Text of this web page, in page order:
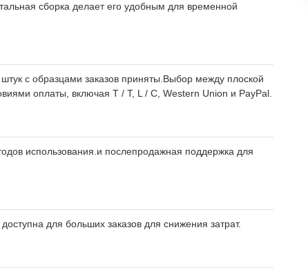
сборка делает его удобным для временной
с образцами заказов приняты.Выбор между плоской
оплаты, включая T / T, L / C, Western Union и PayPal.
использования.и послепродажная поддержка для
для больших заказов для снижения затрат.